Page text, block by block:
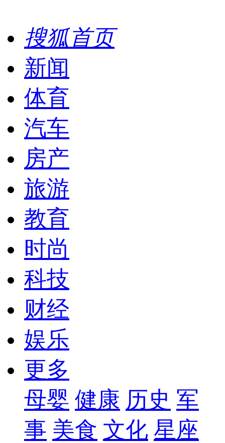
搜狐首页
新闻
体育
汽车
房产
旅游
教育
时尚
科技
财经
娱乐
更多
母婴 健康 历史 军
事 美食 文化 星座